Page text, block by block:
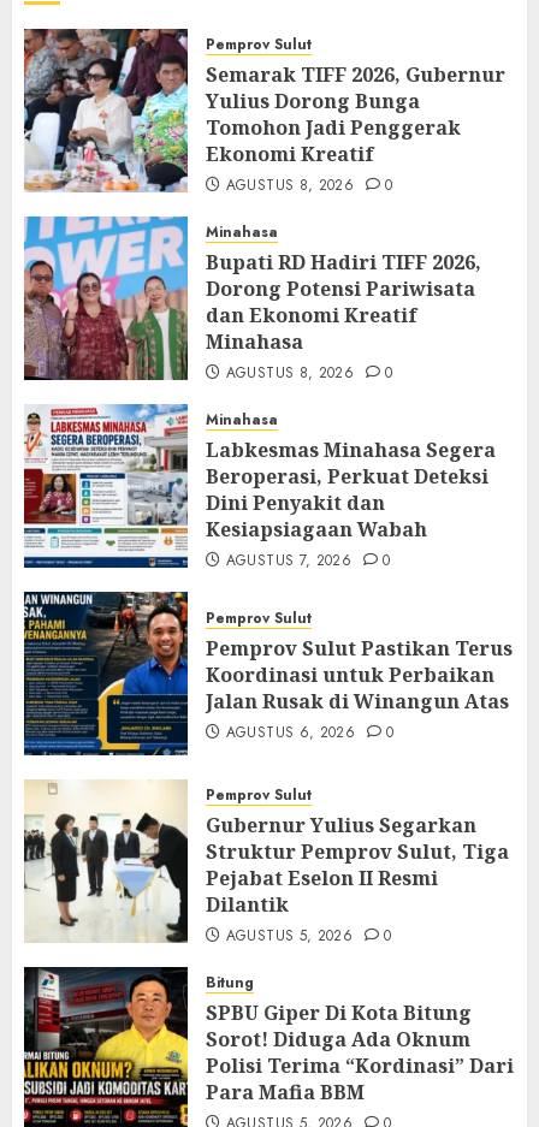
Pemprov Sulut
Semarak TIFF 2026, Gubernur
Yulius Dorong Bunga
Tomohon Jadi Penggerak
Ekonomi Kreatif
AGUSTUS 8, 2026 0
Minahasa
Bupati RD Hadiri TIFF 2026,
Dorong Potensi Pariwisata
dan Ekonomi Kreatif
Minahasa
AGUSTUS 8, 2026 0
Minahasa
Labkesmas Minahasa Segera
Beroperasi, Perkuat Deteksi
Dini Penyakit dan
Kesiapsiagaan Wabah
AGUSTUS 7, 2026 0
Pemprov Sulut
Pemprov Sulut Pastikan Terus
Koordinasi untuk Perbaikan
Jalan Rusak di Winangun Atas
AGUSTUS 6, 2026 0
Pemprov Sulut
Gubernur Yulius Segarkan
Struktur Pemprov Sulut, Tiga
Pejabat Eselon II Resmi
Dilantik
AGUSTUS 5, 2026 0
Bitung
SPBU Giper Di Kota Bitung
Sorot! Diduga Ada Oknum
Polisi Terima “Kordinasi” Dari
Para Mafia BBM